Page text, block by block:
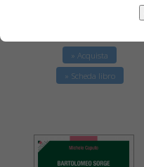
» Acquista
» Scheda libro